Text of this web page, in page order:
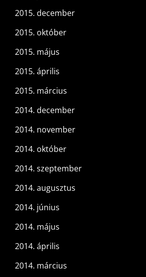
2015. december
2015. október
2015. május
2015. április
2015. március
2014. december
2014. november
2014. október
2014. szeptember
2014. augusztus
2014. június
2014. május
2014. április
2014. március